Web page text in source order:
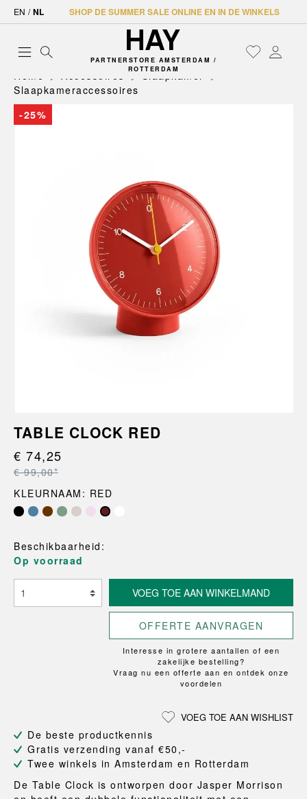
EN / NL SHOP DE SUMMER SALE ONLINE EN IN DE WINKELS
PARTNERSTORE AMSTERDAM /
ROTTERDAM
Home Accessoires
Slaapkamer
Slaapkameraccessoires
-25%
TABLE CLOCK RED
€ 74,25
€ 99,00*
KLEURNAAM: RED
Beschikbaarheid:
Op voorraad
VOEG TOE AAN WINKELMAND
OFFERTE AANVRAGEN
Interesse in grotere aantallen of een
zakelijke bestelling?
Vraag nu een offerte aan en ontdek onze
voordelen
VOEG TOE AAN WISHLIST
De beste productkennis
Gratis verzending vanaf €50,-
Twee winkels in Amsterdam en Rotterdam
De Table Clock is ontworpen door Jasper Morrison